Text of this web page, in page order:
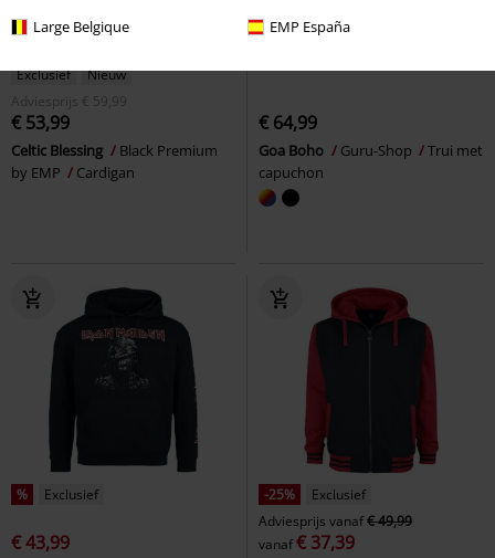
Large Belgique EMP España
Exclusief
Nieuw
Adviesprijs
€ 59,99
€ 53,99
Celtic Blessing
Black Premium
by EMP
Cardigan
€ 64,99
Goa Boho Guru-Shop
Trui met
capuchon
% Exclusief
€ 43,99
-25%
Exclusief
Adviesprijs vanaf€ 49,99
vanaf€ 37,39